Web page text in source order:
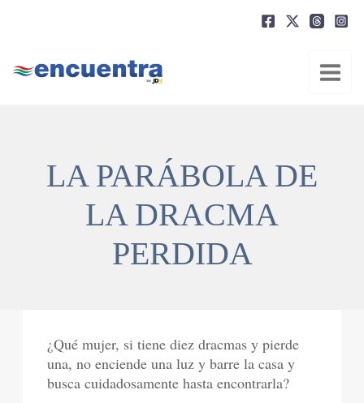
LA PARÁBOLA DE
LA DRACMA
PERDIDA
¿Qué mujer, si tiene diez dracmas y pierde
una, no enciende una luz y barre la casa y
busca cuidadosamente hasta encontrarla?